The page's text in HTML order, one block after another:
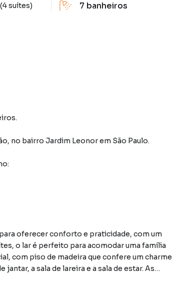
(4 suítes) 7 banheiros
, no bairro Jardim Leonorem São Paulo.
oferecer conforto e praticidade, com um
o lar é perfeito para acomodar uma família
com piso de madeira que confere um charme
a sala de lareira e a sala de estar. As